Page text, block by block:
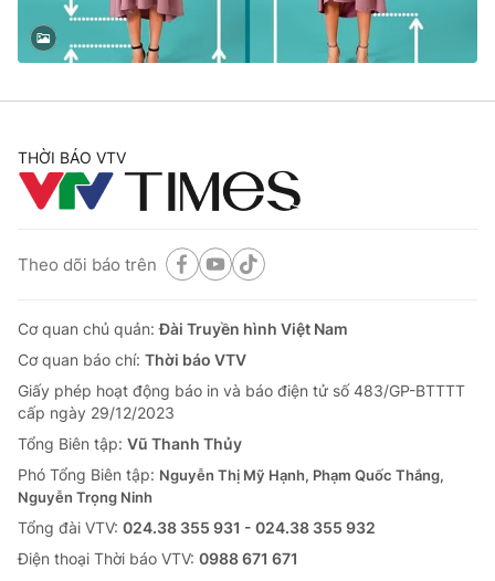
THỜI BÁO VTV
Theo dõi báo trên
Cơ quan chủ quản:Đài Truyền hình Việt Nam
Cơ quan báo chí: Thời báo VTV
Giấy phép hoạt động báo in và báo điện tử số 483/GP-BTTTT
cấp ngày 29/12/2023
Tổng Biên tập: Vũ Thanh Thủy
Phó Tổng Biên tập: Nguyễn Thị Mỹ Hạnh, Phạm Quốc Thắng,
Nguyễn Trọng Ninh
Tổng đài VTV: 024.38 355 931 - 024.38 355 932
Ðiện thoại Thời báo VTV: 0988 671 671